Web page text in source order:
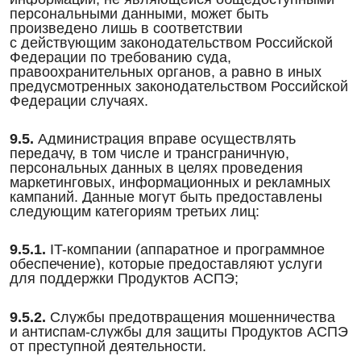
персональными данными, может быть
произведено лишь в соответствии
с действующим законодательством Российской
Федерации по требованию суда,
правоохранительных органов, а равно в иных
предусмотренных законодательством Российской
Федерации случаях.
9.5. Администрация вправе осуществлять
передачу, в том числе и трансграничную,
персональных данных в целях проведения
маркетинговых, информационных и рекламных
кампаний. Данные могут быть предоставлены
следующим категориям третьих лиц:
9.5.1. IT-компании (аппаратное и программное
обеспечение), которые предоставляют услуги
для поддержки Продуктов АСПЭ;
9.5.2. Службы предотвращения мошенничества
и антиспам-службы для защиты Продуктов АСПЭ
от преступной деятельности.